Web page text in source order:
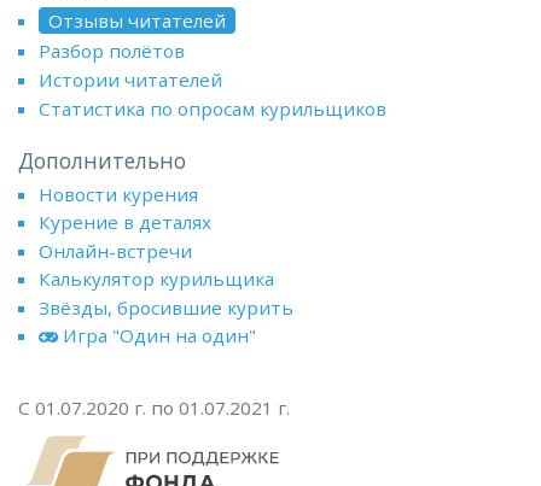
Отзывы читателей
Разбор полётов
Истории читателей
Статистика по опросам курильщиков
Дополнительно
Новости курения
Курение в деталях
Онлайн-встречи
Калькулятор курильщика
Звёзды, бросившие курить
Игра "Один на один"
С 01.07.2020 г. по 01.07.2021 г.